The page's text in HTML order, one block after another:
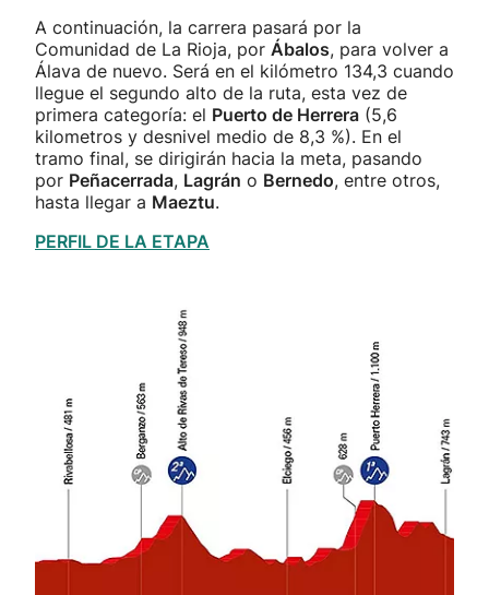
A continuación, la carrera pasará por la
Comunidad de La Rioja, por Ábalos, para volver a
Álava de nuevo. Será en el kilómetro 134,3 cuando
llegue el segundo alto de la ruta, esta vez de
primera categoría: el Puerto de Herrera (5,6
kilometros y desnivel medio de 8,3 %). En el
tramo final, se dirigirán hacia la meta, pasando
por Peñacerrada, Lagrán o Bernedo, entre otros,
hasta llegar a Maeztu.
PERFIL DE LA ETAPA